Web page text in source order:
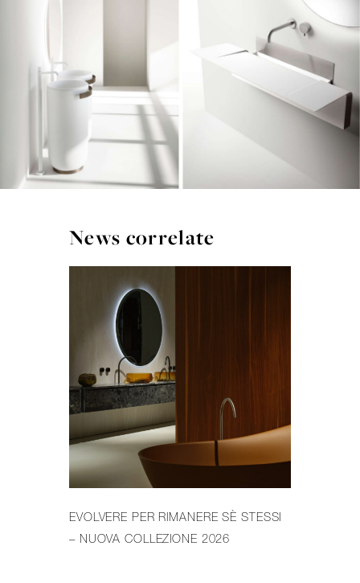
News correlate
EVOLVERE PER RIMANERE SÈ STESSI
– NUOVA COLLEZIONE 2026